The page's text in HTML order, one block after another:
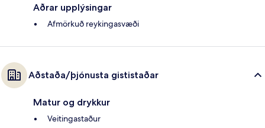
Aðrar upplýsingar
Afmörkuð reykingasvæði
Aðstaða/þjónusta gististaðar
Matur og drykkur
Veitingastaður